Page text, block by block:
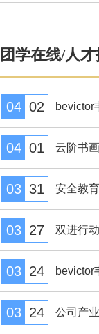
团学在线/人
04 02 bevictor
04 01 云阶书
03 31 安全教
03 27 双进行
03 24 bevictor
03 24 公司产